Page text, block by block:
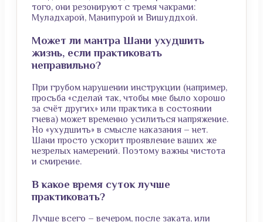
того, они резонируют с тремя чакрами:
Муладхарой, Манипурой и Вишуддхой.
Может ли мантра Шани ухудшить
жизнь, если практиковать
неправильно?
При грубом нарушении инструкции (например,
просьба «сделай так, чтобы мне было хорошо
за счёт других» или практика в состоянии
гнева) может временно усилиться напряжение.
Но «ухудшить» в смысле наказания – нет.
Шани просто ускорит проявление ваших же
незрелых намерений. Поэтому важны чистота
и смирение.
В какое время суток лучше
практиковать?
Лучше всего – вечером, после заката, или